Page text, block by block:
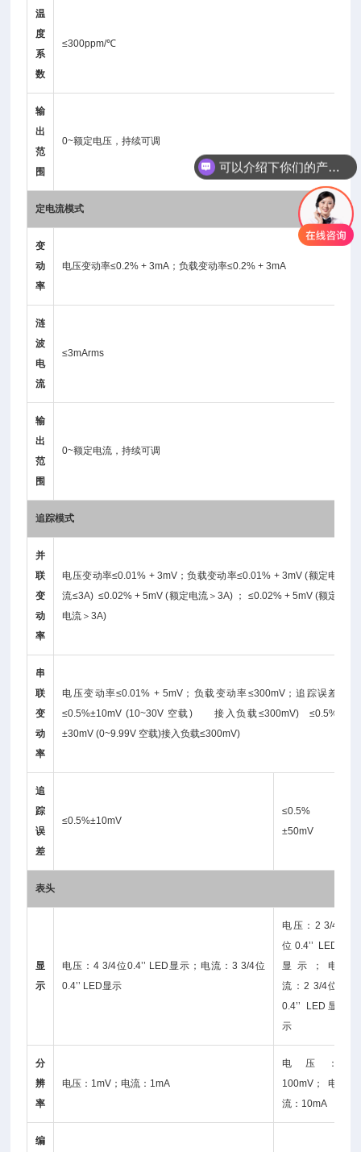
温
度
系
数
≤300ppm/℃
输
出
范
围
0~额定电压，持续可调
定电流模式
变
动
率
电压变动率≤0.2% + 3mA；负载变动率≤0.2% + 3mA
涟
波
电
流
≤3mArms
输
出
范
围
0~额定电流，持续可调
追踪模式
并
联
变
动
率
电压变动率≤0.01% + 3mV；负载变动率≤0.01% + 3mV (额定电
流≤3A) ≤0.02% + 5mV (额定电流＞3A) ； ≤0.02% + 5mV (额定
电流＞3A)
串
联
变
动
率
电压变动率≤0.01% + 5mV；负载变动率≤300mV；追踪误差
≤0.5%±10mV (10~30V 空载) 接入负载≤300mV) ≤0.5%
±30mV (0~9.99V 空载)接入负载≤300mV)
追
踪
误
差
≤0.5%±10mV
≤0.5%
±50mV
表头
显
示
电压：4 3/4位0.4’’ LED显示；电流：3 3/4位
0.4’’ LED显示
电压：2 3/4
位0.4’’ LED
显示；电
流：2 3/4位
0.4’’ LED显
示
分
辨
率
电压：1mV；电流：1mA
电压：
100mV；电
流：10mA
编
你们是怎么收费的呢